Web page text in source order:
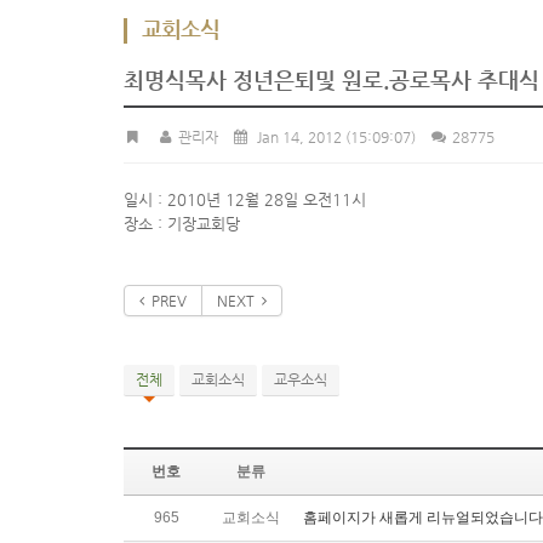
교회소식
최명식목사 정년은퇴및 원로.공로목사 추대식
관리자 Jan 14, 2012 (15:09:07) 28775
일시 : 2010년 12월 28일 오전11시
장소 : 기장교회당
PREV NEXT
전체 교회소식 교우소식
번호 분류
965 교회소식 홈페이지가 새롭게 리뉴얼되었습니